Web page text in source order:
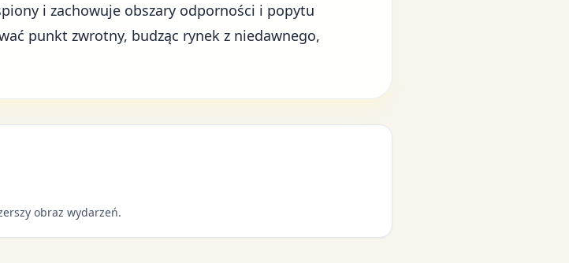
i zachowuje obszary odporności i popytu
punkt zwrotny, budząc rynek z niedawnego,
obraz wydarzeń.